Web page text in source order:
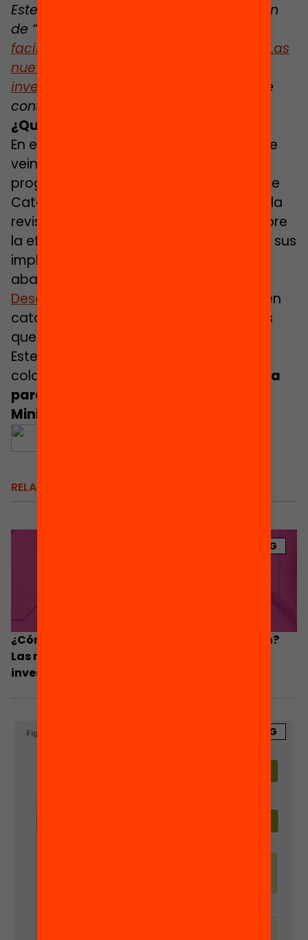
Este artículo pertenece al primer boletín
de “Investigación y ¡acción!”
facilitamos el retorno a la educación? Las
nuevas oportunidades a la luz de la
investigación
. ¡No te pierdas el resto de
contenidos!
¿Quieres saber más?
En el marco de un seminario con más de
veinte profesionales y responsables de
programas de nuevas oportunidades de
Cataluña, debatimos los resultados de la
revisión de evidencias internacional sobre
la efectividad de estos programas y de sus
implicaciones en la acción contra el
abandono educativo en Cataluña.
Descárgate la relatoría del seminario
(en
catalán) y recupera la principales ideas
que se comentaron en él.
Este material ha sido realizado con la
colaboración de la
Fundación Española
para la Ciencia y la Tecnología –
Ministerio de Ciencia e Innovación
RELACIONADOS
BLOG
¿Cómo facilitamos el retorno a la educación?
Las nuevas oportunidades a la luz de la
investigación
BLOG